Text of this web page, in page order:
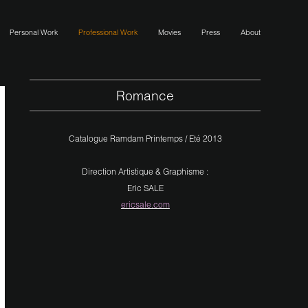
Personal Work Professional Work Movies Press About
Romance
Catalogue Ramdam Printemps / Eté 2013
Direction Artistique & Graphisme :
Eric SALE
ericsale.com